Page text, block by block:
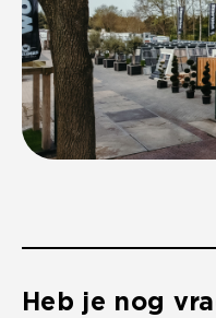
Heb je nog